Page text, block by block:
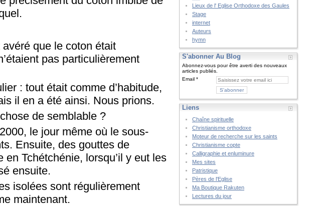
avéré que le coton était
pas particulièrement
: tout était comme d’habitude,
il en a été ainsi. Nous prions.
de semblable ?
le jour même où le sous-
Ensuite, des gouttes de
Tchétchénie, lorsqu’il y eut les
ensuite.
isolées sont régulièrement
maintenant.
Lieux de l' Eglise Orthodoxe des Gaules
Stage
internet
Auteurs
hymn
S'abonner Au Blog
Abonnez-vous pour être averti des nouveaux
articles publiés.
Email
Liens
Chaîne spirituelle
Christianisme orthodoxe
Moteur de recherche sur les saints
Christianisme copte
Calligraphie et enluminure
Mes sites
Patristique
Pères de l'Eglise
Ma Boutique Rakuten
Lectures du jour